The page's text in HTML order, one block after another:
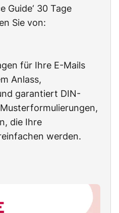
Guide‘ 30 Tage
Sie von:
für Ihre E-Mails
Anlass,
garantiert DIN-
die Ihre
werden.